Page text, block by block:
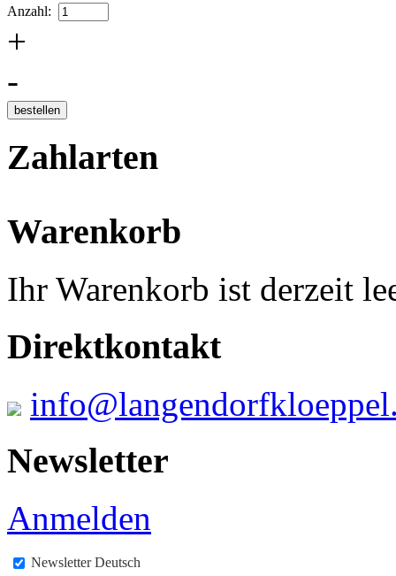
Anzahl:
+
-
Zahlarten
Warenkorb
Ihr Warenkorb ist derzeit
Direktkontakt
Newsletter
Anmelden
Newsletter Deutsch